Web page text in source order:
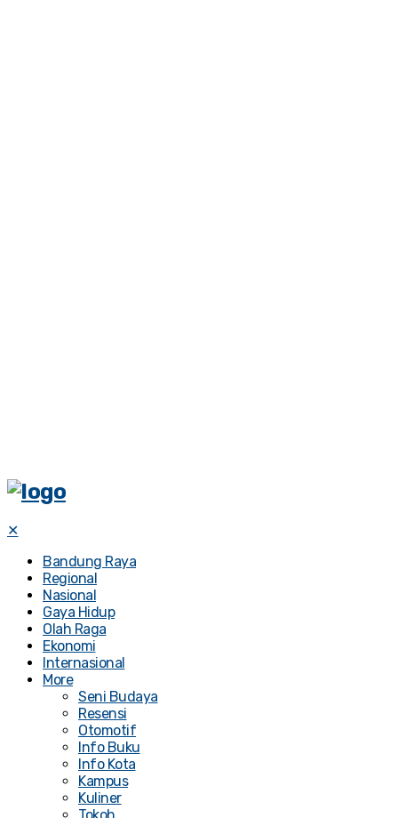
✕
Bandung Raya
Regional
Nasional
Gaya Hidup
Olah Raga
Ekonomi
Internasional
More
Seni Budaya
Resensi
Otomotif
Info Buku
Info Kota
Kampus
Kuliner
Tokoh